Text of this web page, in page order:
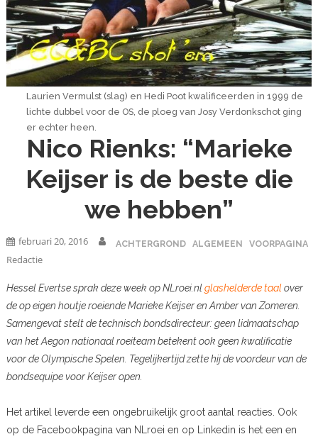
Laurien Vermulst (slag) en Hedi Poot kwalificeerden in 1999 de
lichte dubbel voor de OS, de ploeg van Josy Verdonkschot ging
er echter heen.
Nico Rienks: “Marieke
Keijser is de beste die
we hebben”
ACHTERGROND ALGEMEEN VOORPAGINA
februari 20, 2016
Redactie
Hessel Evertse sprak deze week op NLroei.nlglashelderde taalover
de op eigen houtje roeiende Marieke Keijser en Amber van Zomeren.
Samengevat stelt de technisch bondsdirecteur: geen lidmaatschap
van het Aegon nationaal roeiteam betekent ook geen kwalificatie
voor de Olympische Spelen. Tegelijkertijd zette hij de voordeur van de
bondsequipe voor Keijser open.
Het artikel leverde een ongebruikelijk groot aantal reacties. Ook
op de Facebookpagina van NLroei en op Linkedin is het een en